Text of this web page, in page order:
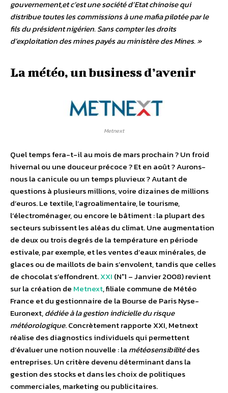
gouvernement,et c’est une société d’Etat chinoise qui
distribue toutes les commissions à une mafia pilotée par le
fils du président nigérien. Sans compter les droits
d’exploitation des mines payés au ministère des Mines. »
La météo, un business d’avenir
Metnext
Quel temps fera-t-il au mois de mars prochain ? Un froid
hivernal ou une douceur précoce ? Et en août ? Aurons-
nous la canicule ou un temps pluvieux ? Autant de
questions à plusieurs millions, voire dizaines de millions
d’euros. Le textile, l’agroalimentaire, le tourisme,
l’électroménager, ou encore le bâtiment : la plupart des
secteurs subissent les aléas du climat. Une augmentation
de deux ou trois degrés de la température en période
estivale, par exemple, et les ventes d’eaux minérales, de
glaces ou de maillots de bain s’envolent, tandis que celles
de chocolat s’effondrent.XXI (N°1 – Janvier 2008) revient
sur la création de Metnext, filiale commune de Météo
France et du gestionnaire de la Bourse de Paris Nyse-
Euronext,dédiée à la gestion indicielle du risque
météorologique. Concrètement rapporte XXI, Metnext
réalise des diagnostics individuels qui permettent
d’évaluer une notion nouvelle : la météosensibilitédes
entreprises. Un critère devenu déterminant dans la
gestion des stocks et dans les choix de politiques
commerciales, marketing ou publicitaires.